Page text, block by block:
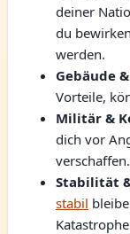
deiner
du
werden.
Gebäude
Vorteile,
Militär &
dich vor
verschaffen.
Stabilität
stabil